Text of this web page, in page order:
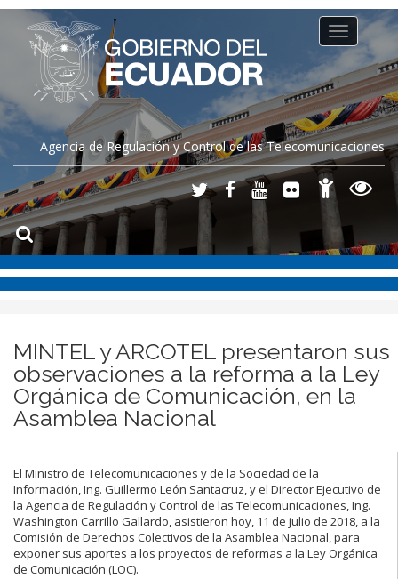
Agencia de Regulación y Control de las Telecomunicaciones
Toggle
navigation
MINTEL y ARCOTEL presentaron sus
observaciones a la reforma a la Ley
Orgánica de Comunicación, en la
Asamblea Nacional
El Ministro de Telecomunicaciones y de la Sociedad de la
Información, Ing. Guillermo León Santacruz, y el Director Ejecutivo de
la Agencia de Regulación y Control de las Telecomunicaciones, Ing.
Washington Carrillo Gallardo, asistieron hoy, 11 de julio de 2018, a la
Comisión de Derechos Colectivos de la Asamblea Nacional, para
exponer sus aportes a los proyectos de reformas a la Ley Orgánica
de Comunicación (LOC).